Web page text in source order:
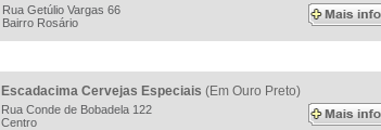
Rua Getúlio Vargas 66
Bairro Rosário
Escadacima Cervejas Especiais (Em Ouro Preto)
Rua Conde de Bobadela 122
Centro